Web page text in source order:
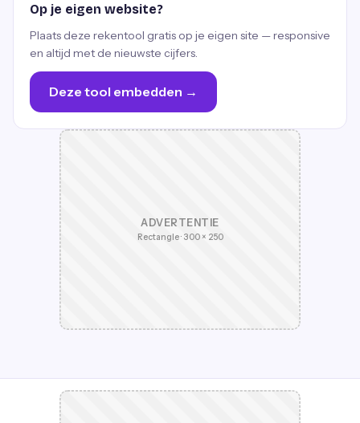
Op je eigen website?
Plaats deze rekentool gratis op je eigen site — responsive
en altijd met de nieuwste cijfers.
Deze tool embedden →
ADVERTENTIE
Rectangle · 300 × 250